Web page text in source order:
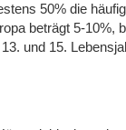
50% die
beträgt 5-10%,
und 15.